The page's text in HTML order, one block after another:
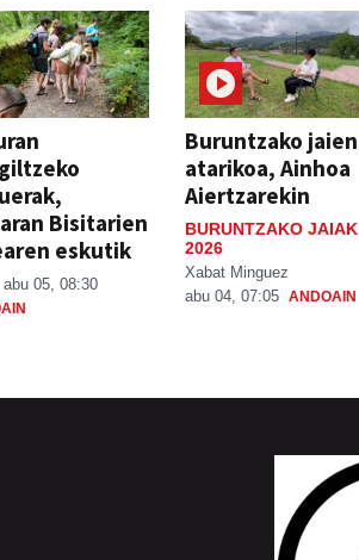
Bisitarien
eskutik
abu 05, 08:30
Buruntzako jaien
atarikoa, Ainhoa
Aiertzarekin
BURUNTZAKO JAIAK
2026
Xabat Minguez
abu 04, 07:05 ANDOAIN